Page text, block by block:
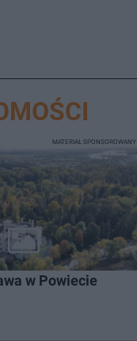
w Powiecie
MATERIAŁ SPONSOROWANY